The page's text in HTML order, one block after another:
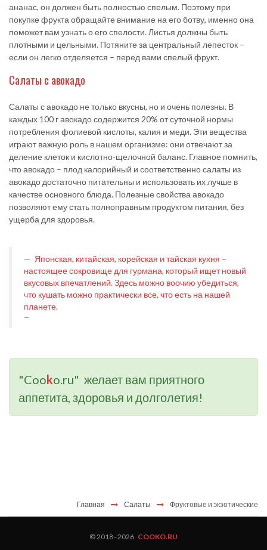
ананас, он должен быть полностью спелым. Поэтому при
покупке фрукта обращайте внимание на его ботву, именно она
поможет вам узнать о его спелости. Листья должны быть
плотными и цельными. Потяните за центральный лепесток –
если он легко отделяется – перед вами спелый фрукт.
Салаты с авокадо
Салаты с авокадо не только вкусны, но и очень полезны. В
каждых 100 г авокадо содержится 20% от суточной нормы
потребления фолиевой кислоты, калия и меди. Эти вещества
играют важную роль в нашем организме: они отвечают за
деление клеток и кислотно-щелочной баланс. Главное помнить,
что авокадо – плод калорийный и соответственно салаты из
авокадо достаточно питательны и использовать их лучше в
качестве основного блюда. Полезные свойства авокадо
позволяют ему стать полноправным продуктом питания, без
ущерба для здоровья.
Японская, китайская, корейская и тайская кухня –
настоящее сокровище для гурмана, который ищет новый
вкусовых впечатлений. Здесь можно воочию убедиться,
что кушать можно практически все, что есть на нашей
планете.
"Cooko.ru" желает вам приятного
аппетита, здоровья и долголетия!
Главная Салаты Фруктовые и экзотические
© 2018–2026 COOKO.RU